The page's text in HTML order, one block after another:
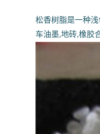
松香树脂是一种
车油墨,地砖,橡胶